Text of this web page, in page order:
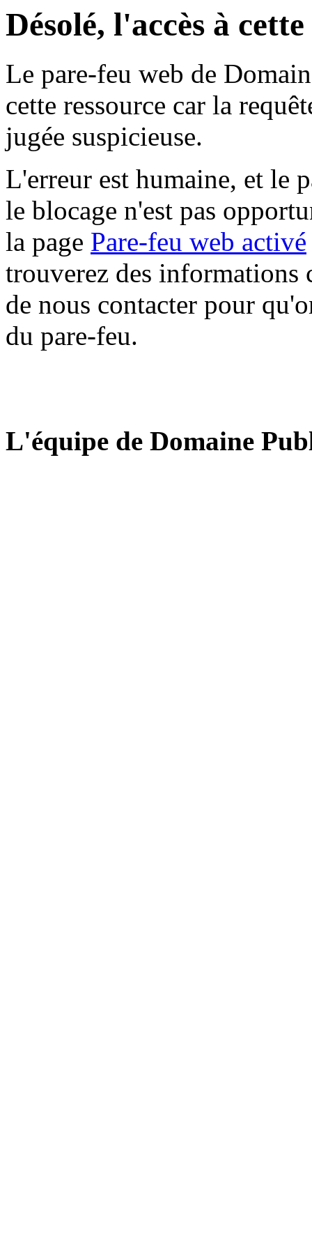
Désolé, l'accès à
Le pare-feu web de
cette ressource car la
jugée suspicieuse.
L'erreur est humaine, et le
le blocage n'est pas
la page Pare-feu web activé
trouverez des informations
de nous contacter pour
du pare-feu.
L'équipe de Domaine